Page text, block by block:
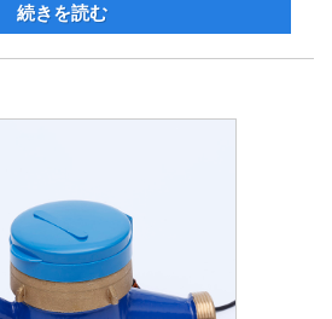
続きを読む